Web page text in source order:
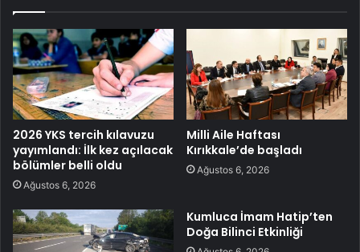
2026 YKS tercih kılavuzu
yayımlandı: İlk kez açılacak
bölümler belli oldu
Ağustos 6, 2026
Milli Aile Haftası
Kırıkkale’de başladı
Ağustos 6, 2026
Kumluca İmam Hatip’ten
Doğa Bilinci Etkinliği